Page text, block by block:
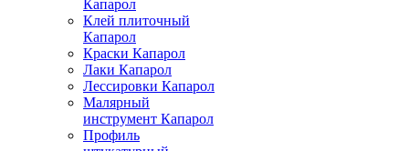
Капарол
Клей плиточный
Капарол
Краски Капарол
Лаки Капарол
Лессировки Капарол
Малярный
инструмент Капарол
Профиль